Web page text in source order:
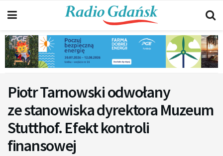
Piotr Tarnowski odwołany
ze stanowiska dyrektora Muzeum
Stutthof. Efekt kontroli
finansowej